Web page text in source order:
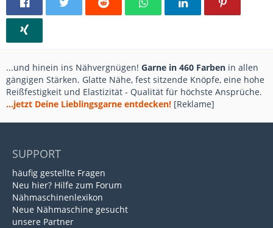
...und hinein ins Nähvergnügen! Garne in 460 Farben in allen
gängigen Stärken. Glatte Nähe, fest sitzende Knöpfe, eine hohe
Reißfestigkeit und Elastizität - Qualität für höchste Ansprüche.
...jetzt Deine Lieblingsgarne entdecken! [Reklame]
SUPPORT
häufig gestellte Fragen
Neu hier? Hilfe zum Forum
Nähmaschinenlexikon
Neue Nähmaschine gesucht
unsere Partner